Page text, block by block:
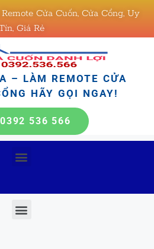
Cửa Cuốn, Cửa Cổng, Uy
Giá Rẻ
– LÀM REMOTE CỬA
HÃY GỌI NGAY!
0392 536 566